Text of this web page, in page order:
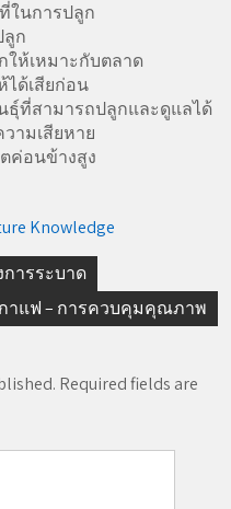
ในการปลูก
ลูก
ให้เหมาะกับตลาด
ด้เสียก่อน
ธุ์ที่สามารถปลูกและดูแลได้
ามเสียหาย
ค่อนข้างสูง
Knowledge
การระบาด
กาแฟ – การควบคุมคุณภาพ
Required fields are